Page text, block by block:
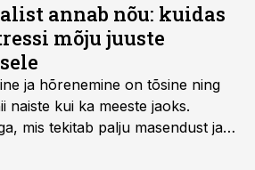
annab nõu: kuidas
mõju juuste
ja hõrenemine on tõsine ning
naiste kui ka meeste jaoks.
mis tekitab palju masendust ja